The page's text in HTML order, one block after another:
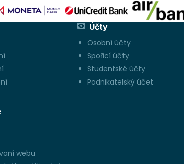
Účty
Osobní účty
Spořicí účty
Studentské účty
Podnikatelský účet
webu